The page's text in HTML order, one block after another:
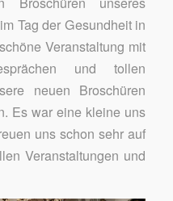
Tag der Gesundheit in
Veranstaltung mit
und tollen
neuen Broschüren
Es war eine kleine uns
uns schon sehr auf
Veranstaltungen und